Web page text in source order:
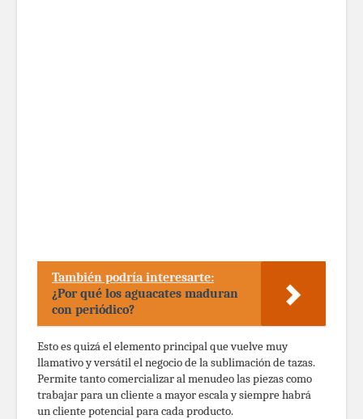
También podría interesarte:
¿Por qué los aguacates maduran
con periódico?
Esto es quizá el elemento principal que vuelve muy
llamativo y versátil el negocio de la sublimación de tazas.
Permite tanto comercializar al menudeo las piezas como
trabajar para un cliente a mayor escala y siempre habrá
un cliente potencial para cada producto.